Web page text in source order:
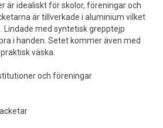
är idealiskt för skolor, föreningar och
är tillverkade i aluminium vilket
Lindade med syntetisk grepptejp
i handen. Setet kommer även med
väska.
och föreningar